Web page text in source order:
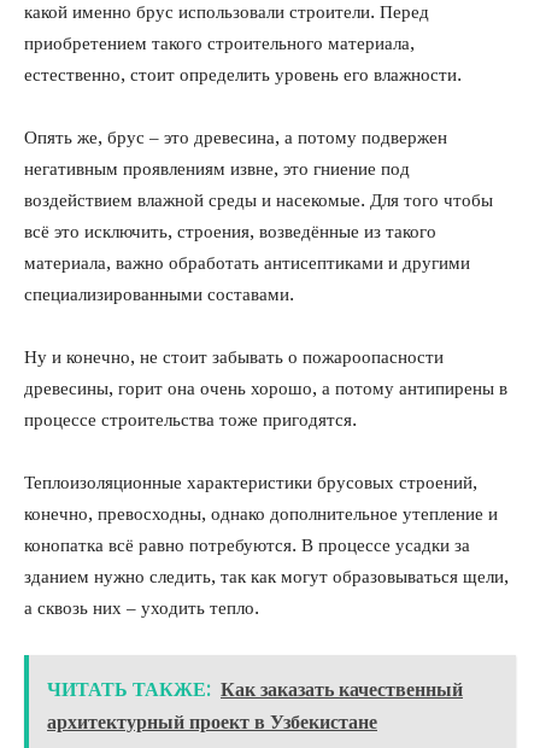
какой именно брус использовали строители. Перед
приобретением такого строительного материала,
естественно, стоит определить уровень его влажности.
Опять же, брус – это древесина, а потому подвержен
негативным проявлениям извне, это гниение под
воздействием влажной среды и насекомые. Для того чтобы
всё это исключить, строения, возведённые из такого
материала, важно обработать антисептиками и другими
специализированными составами.
Ну и конечно, не стоит забывать о пожароопасности
древесины, горит она очень хорошо, а потому антипирены в
процессе строительства тоже пригодятся.
Теплоизоляционные характеристики брусовых строений,
конечно, превосходны, однако дополнительное утепление и
конопатка всё равно потребуются. В процессе усадки за
зданием нужно следить, так как могут образовываться щели,
а сквозь них – уходить тепло.
ЧИТАТЬ ТАКЖЕ: Как заказать качественный
архитектурный проект в Узбекистане